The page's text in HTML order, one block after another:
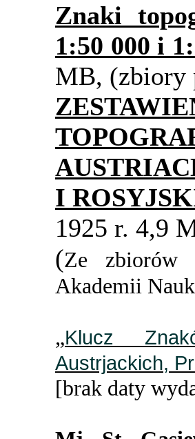
Znaki
1:50 000 i
MB, (zbiory
I
1925 r. 4,9
(Ze zbiorów
Akademii
„Klucz
Austrjackich,
[brak daty